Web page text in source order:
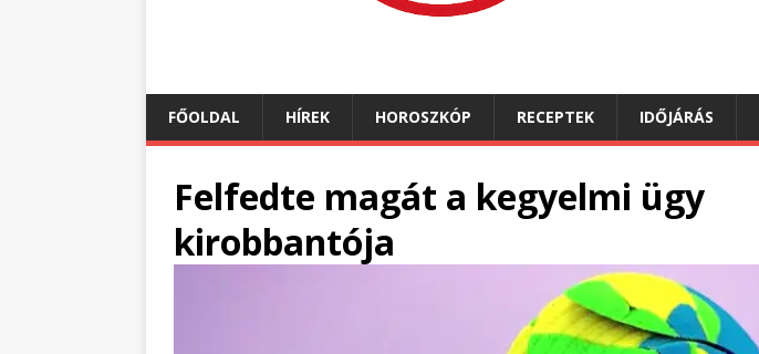
FŐOLDAL HÍREK HOROSZKÓP RECEPTEK IDŐJÁRÁS
Felfedte magát a kegyelmi ügy
kirobbantója